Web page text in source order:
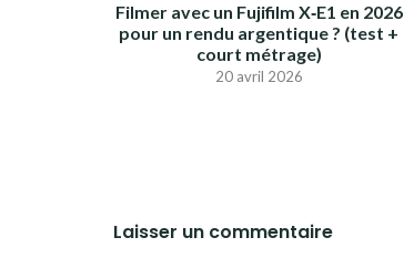
Filmer avec un Fujifilm X‑E1 en 2026
pour un rendu argentique ? (test +
court métrage)
20 avril 2026
Laisser un commentaire